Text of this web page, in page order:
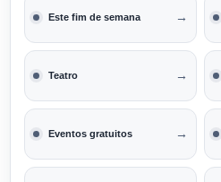
Este fim de semana →
Teatro →
Eventos gratuitos →